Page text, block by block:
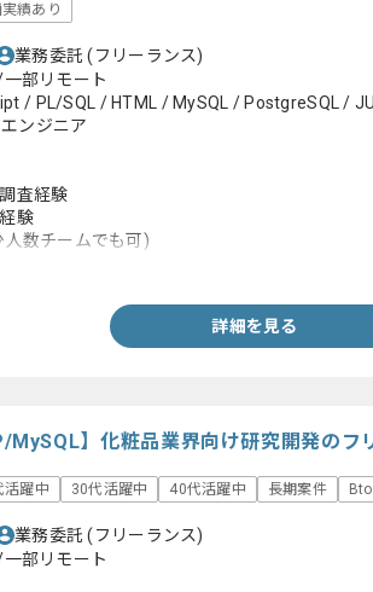
績あり
業務委託(フリーランス)
部リモート
/ PL/SQL / HTML / MySQL / PostgreSQL /
ンジニア
査経験
験
人数チームでも可)
詳細を見る
MySQL】化粧品業界向け研究開発のフ
活躍中 30代活躍中 40代活躍中 長期案件
業務委託(フリーランス)
部リモート